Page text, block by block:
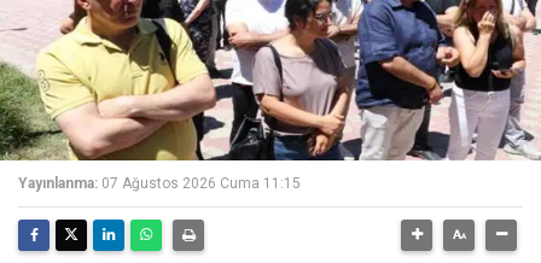
Yayınlanma: 07 Ağustos 2026 Cuma 11:15